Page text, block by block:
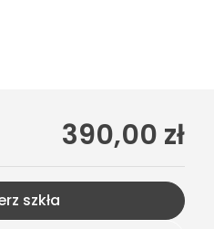
390,00 zł
szkła